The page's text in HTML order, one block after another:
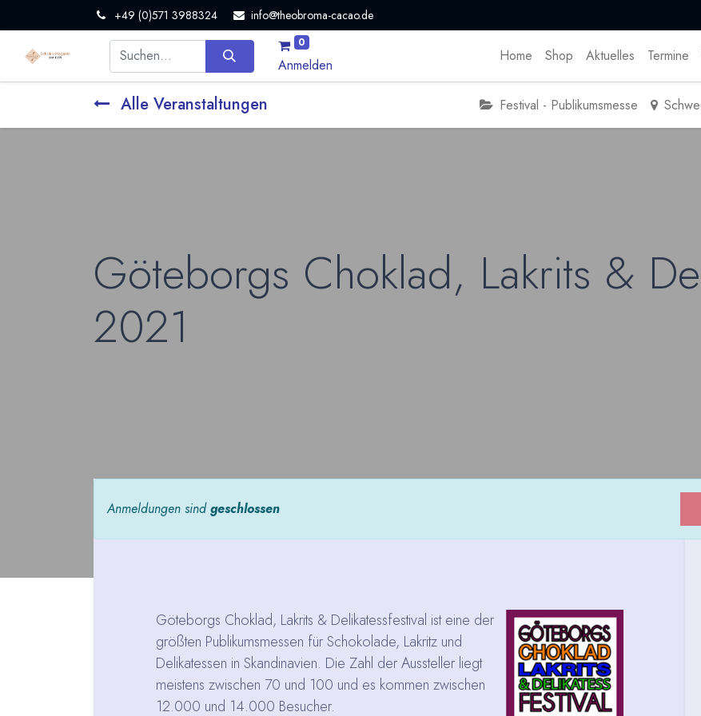
+49 (0)571 3988324 info@theobroma-cacao.de
0
Anmelden
Home Shop Aktuelles Termine
Alle Veranstaltungen Festival - Publikumsmesse
Göteborgs Choklad, Lakrits &
2021
Anmeldungen sindgeschlossen
Göteborgs Choklad, Lakrits & Delikatessfestival ist eine der
größten Publikumsmessen für Schokolade, Lakritz und
Delikatessen in Skandinavien. Die Zahl der Aussteller liegt
meistens zwischen 70 und 100 und es kommen zwischen
12.000 und 14.000 Besucher.